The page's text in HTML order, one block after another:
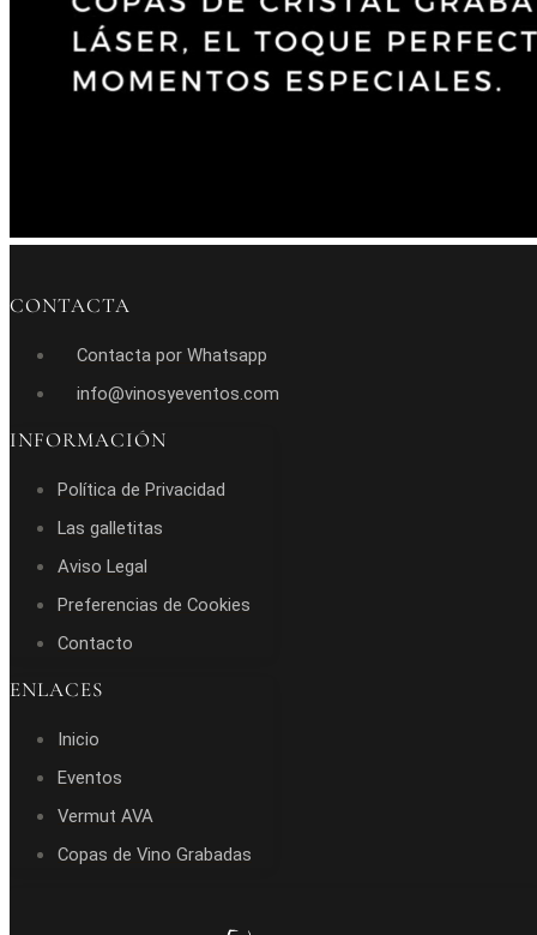
CONTACTA
Contacta por Whatsapp
info@vinosyeventos.com
INFORMACIÓN
Política de Privacidad
Las galletitas
Aviso Legal
Preferencias de Cookies
Contacto
ENLACES
Inicio
Eventos
Vermut AVA
Copas de Vino Grabadas